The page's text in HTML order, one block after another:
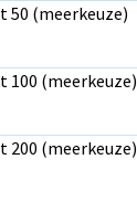
50 (meerkeuze)
(meerkeuze)
(meerkeuze)